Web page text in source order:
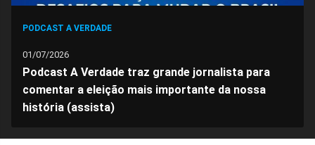
PODCAST A VERDADE
01/07/2026
Podcast A Verdade traz grande jornalista para
comentar a eleição mais importante da nossa
história (assista)